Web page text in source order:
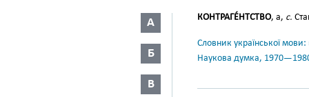
А
Б
В
КОНТРАГЕ́НТСТВО, а, с.
Словник української
Наукова думка,